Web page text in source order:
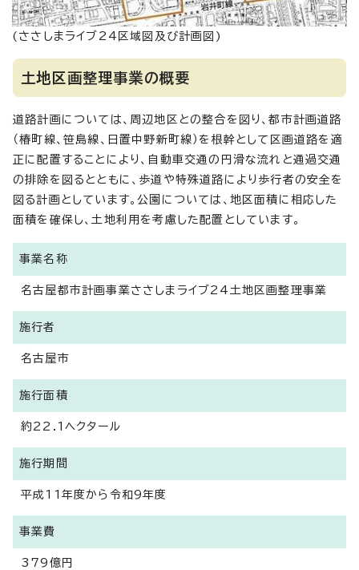
(ささしまライブ24区域図及び計画図)
土地区画整理事業の概要
道路計画については、周辺地区との整合を図り、都市計画道路
（椿町線、笹島線、日置中野新町線）を根幹として区画道路を適
正に配置することにより、自動車交通の円滑な流れと通過交通
の排除を図るとともに、歩道や特殊道路により歩行者の安全を
図る計画としています。公園については、地区面積に相応した
面積を確保し、土地利用を考慮した配置としています。
事業名称
名古屋都市計画事業ささしまライブ24土地区画整理事業
施行者
名古屋市
施行面積
約22.1ヘクタール
施行期間
平成11年度から令和9年度
事業費
379億円